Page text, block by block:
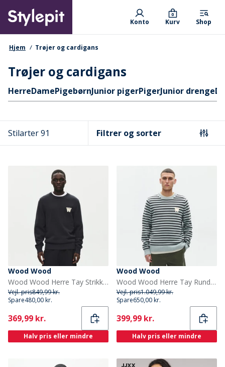
main
content
Primary departments
Konto Kurv
0
Shop
navigationssti
Hjem Trøjer og cardigans
Trøjer og cardigans
Hurtige links
HerreDamePigebørnJunior pigerPigerJunior drenge
Stilarter 91 Filtrer og sorter
Wood Wood
Wood Wood Herre Tay Strikket Trøje Pirate Black
Vejl. pris849,99 kr.
Spare480,00 kr.
Current
369,99 kr.
Halv pris eller mindre
Wood Wood
Wood Wood Herre Tay Rund Hals Sweater Slate Stripe
Vejl. pris1.049,99 kr.
Spare650,00 kr.
Current
399,99 kr.
Halv pris eller mindre